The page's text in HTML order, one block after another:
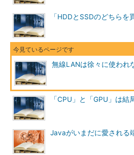
「HDDとSSDのどちら
無線LANは徐々に使われ
「CPU」と「GPU」は結
Javaがいまだに愛される